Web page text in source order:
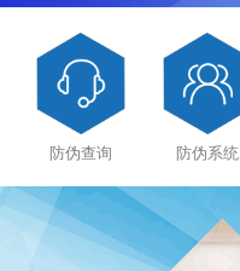
防伪查询 防伪系统